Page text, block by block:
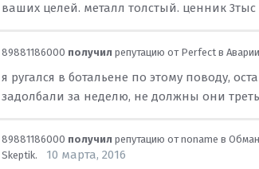
ваших целей. металл толстый. ценник 3тыс
89881186000 получил репутацию от Perfect в
я ругался в ботальене по этому поводу,
задолбали за неделю, не должны они
89881186000 получил репутацию отnoname в
Skeptik.
10 марта, 2016